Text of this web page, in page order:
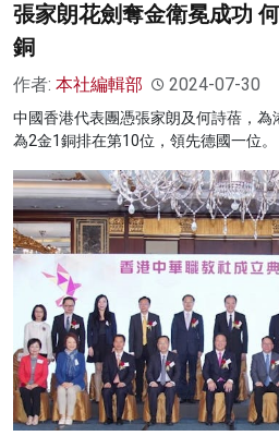
張家朗花劍奪金衛冕成功
銅
作者: 本社編輯部 2024-07-30
中國香港代表團憑張家朗及何詩蓓，
為2金1銅排在第10位，領先德國一位。